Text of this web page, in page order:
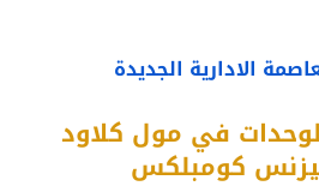
في مول كلاود
كومبلكس